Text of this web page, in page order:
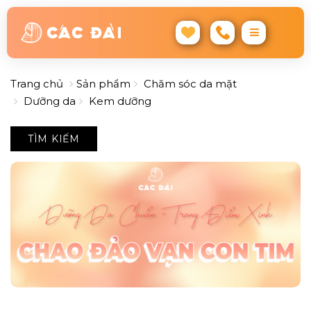
Trang chủ Sản phẩm
Chăm sóc da mặt
Dưỡng da
Kem dưỡng
TÌM KIẾM